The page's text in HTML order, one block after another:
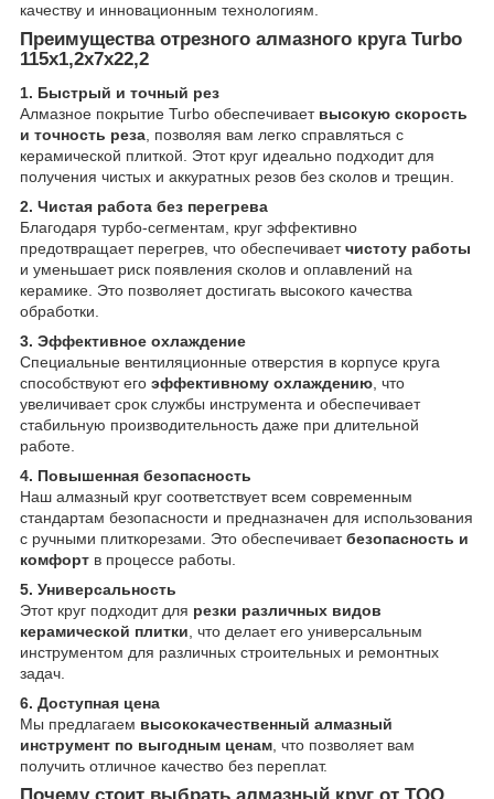
качеству и инновационным технологиям.
Преимущества отрезного алмазного круга Turbo
115x1,2x7x22,2
1. Быстрый и точный рез
Алмазное покрытие Turbo обеспечивает высокую скорость
и точность реза, позволяя вам легко справляться с
керамической плиткой. Этот круг идеально подходит для
получения чистых и аккуратных резов без сколов и трещин.
2. Чистая работа без перегрева
Благодаря турбо-сегментам, круг эффективно
предотвращает перегрев, что обеспечиваетчистоту работы
и уменьшает риск появления сколов и оплавлений на
керамике. Это позволяет достигать высокого качества
обработки.
3. Эффективное охлаждение
Специальные вентиляционные отверстия в корпусе круга
способствуют его эффективному охлаждению, что
увеличивает срок службы инструмента и обеспечивает
стабильную производительность даже при длительной
работе.
4. Повышенная безопасность
Наш алмазный круг соответствует всем современным
стандартам безопасности и предназначен для использования
с ручными плиткорезами. Это обеспечиваетбезопасность и
комфорт в процессе работы.
5. Универсальность
Этот круг подходит для резки различных видов
керамической плитки, что делает его универсальным
инструментом для различных строительных и ремонтных
задач.
6. Доступная цена
Мы предлагаем высококачественный алмазный
инструмент по выгодным ценам, что позволяет вам
получить отличное качество без переплат.